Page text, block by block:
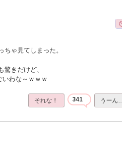
ゃ見てしまった。
きだけど、
わな～ｗｗｗ
それな！ 341 うーん